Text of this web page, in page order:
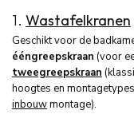
1. Wastafelkranen
Geschikt voor de
ééngreepskraan (voor
tweegreepskraan
hoogtes en
inbouwmontage).